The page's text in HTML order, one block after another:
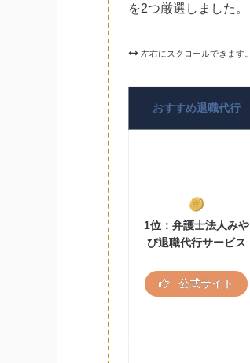
を2つ厳選しました。
左右にスクロールできます。
おすすめ退職代行
1位：弁護士法人みや
び退職代行サービス
公式サイト